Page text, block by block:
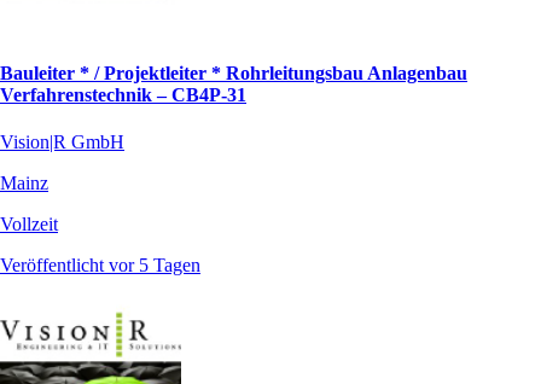
Bauleiter * / Projektleiter * Rohrleitungsbau Anlagenbau
Verfahrenstechnik – CB4P-31
Vision|R GmbH
Mainz
Vollzeit
Veröffentlicht vor 5 Tagen